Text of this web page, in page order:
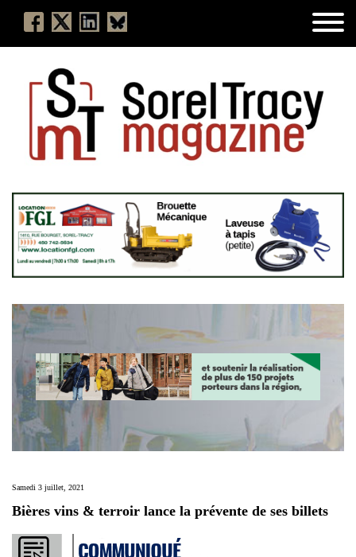
Samedi 3 juillet, 2021
Bières vins & terroir lance la prévente de ses billets